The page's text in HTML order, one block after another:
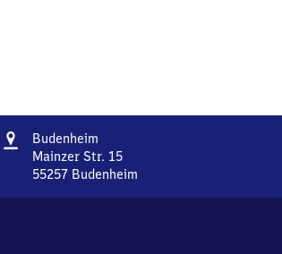
Adresse
Budenheim
Mainzer Str. 15
55257 Budenheim